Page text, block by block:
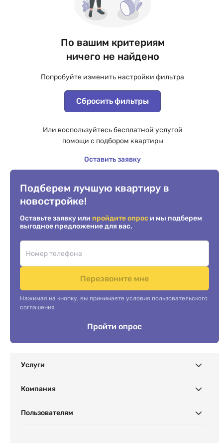
По вашим критериям
ничего не найдено
Попробуйте изменить настройки фильтра
Сбросить фильтры
Или воспользуйтесь бесплатной услугой
помощи с подбором квартиры
Оставить заявку
Подберем лучшую квартиру в
новостройке!
Оставьте заявку или пройдите опрос и мы подберем
выгодное предложение для вас.
Перезвоните мне
Нажимая на кнопку, вы принимаете условия пользовательского
соглашения
Пройти опрос
Услуги
Компания
Пользователям